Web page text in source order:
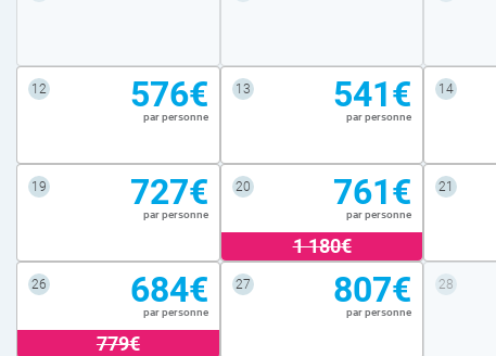
12 576€
par personne
13 541€
par personne
14
19 727€
par personne
20 761€
par personne
1 180€
21
26 684€
par personne
779€
27 807€
par personne
28